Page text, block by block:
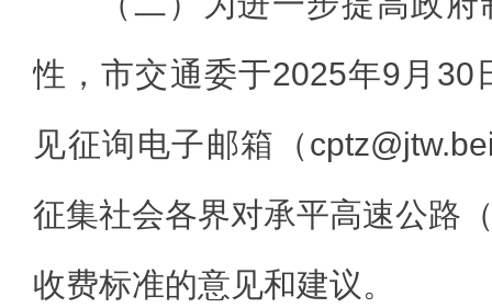
性，市交通委于2025年9月30
见征询电子邮箱（
征集社会各界对承平高速公路
收费标准的意见和建议。